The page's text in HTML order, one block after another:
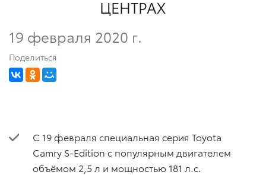
ЦЕНТРАХ
19 февраля 2020 г.
Поделиться
С 19 февраля специальная серия Toyota
Camry S-Edition с популярным двигателем
объёмом 2,5 л и мощностью 181 л.с.